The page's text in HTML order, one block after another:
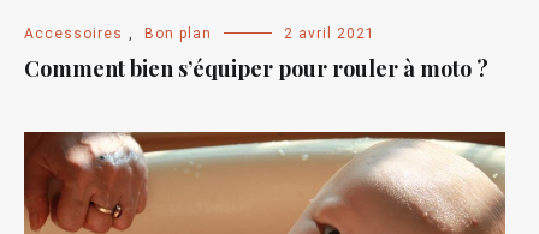
Accessoires Bon plan 2 avril 2021
Comment bien s’équiper pour rouler à moto ?